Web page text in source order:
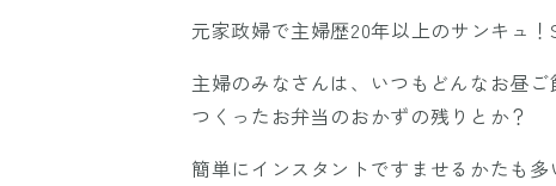
元家政婦で主婦歴20年以上のサンキュ！
主婦のみなさんは、いつもどんなお昼
つくったお弁当のおかずの残りとか？
簡単にインスタントですませるかたも